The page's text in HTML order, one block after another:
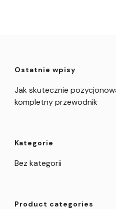
Ostatnie wpisy
Jak skutecznie
kompletny przewodnik
Kategorie
Bez kategorii
Product categories